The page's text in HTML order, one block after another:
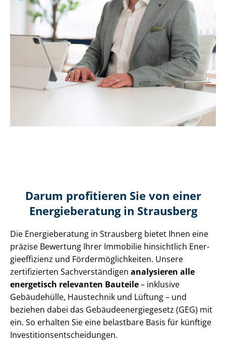
Darum profitieren Sie von einer
Energieberatung in Strausberg
Die Energieberatung in Strausberg bietet Ihnen eine
präzise Bewertung Ihrer Immobilie hinsichtlich En­er­
gie­ef­fi­zi­enz und För­der­mög­lich­kei­ten. Unsere
zertifizierten Sach­ver­stän­di­gen analysieren alle
energetisch relevanten Bauteile– inklusive
Gebäudehülle, Haustechnik und Lüftung – und
beziehen dabei das Ge­bäu­de­en­er­gie­ge­setz (GEG) mit
ein. So erhalten Sie eine belastbare Basis für künftige
In­ves­ti­ti­ons­ent­schei­dun­gen.